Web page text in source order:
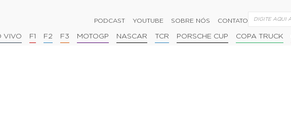
PODCAST YOUTUBE SOBRE NÓS CONTATO
VIVO F1 F2 F3 MOTOGP NASCAR TCR PORSCHE CUP COPA TRUCK